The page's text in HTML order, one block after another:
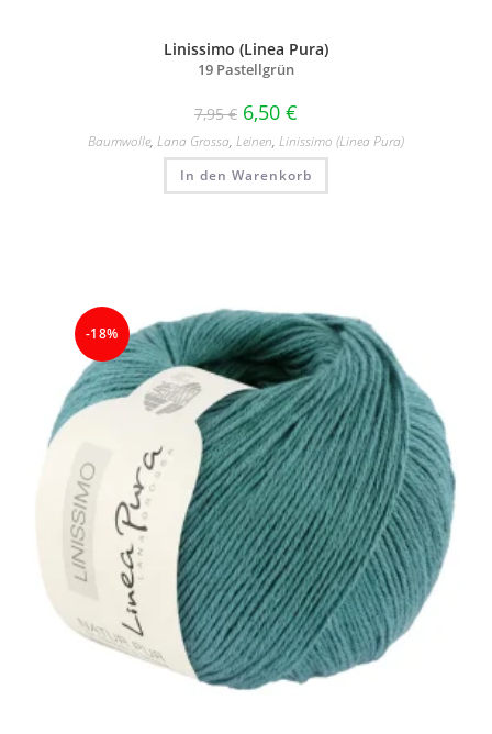
Linissimo (Linea Pura)
19 Pastellgrün
7,95€ 6,50 €
Baumwolle, Lana Grossa, Leinen, Linissimo (Linea Pura)
In den Warenkorb
-18%